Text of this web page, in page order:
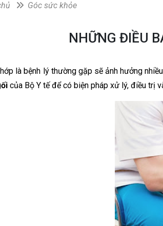
Góc sức khỏe
NHỮNG ĐIỀU
là bệnh lý thường gặp sẽ ảnh hưởng
của Bộ Y tế để có biện pháp xử lý, điều trị